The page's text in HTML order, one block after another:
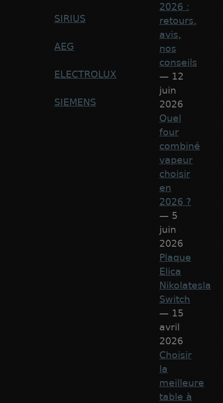
SIRIUS
AEG
ELECTROLUX
SIEMENS
2026 :
retours,
avis,
nos
conseils
— 12
juin
2026
Quel
four
combiné
vapeur
choisir
en
2026 ?
— 5
juin
2026
Plaque
Elica
Nikolatesla
Switch
— 15
avril
2026
Choisir
la
meilleure
table à